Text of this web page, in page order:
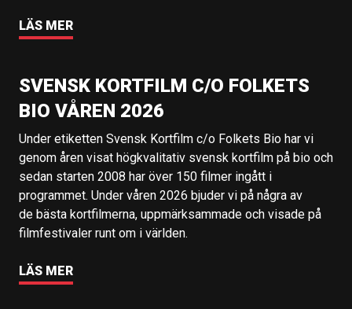
LÄS MER
SVENSK KORTFILM C/O FOLKETS
BIO VÅREN 2026
Under etiketten Svensk Kortfilm c/o Folkets Bio har vi
genom åren visat högkvalitativ svensk kortfilm på bio och
sedan starten 2008 har över 150 filmer ingått i
programmet. Under våren 2026 bjuder vi på några av
de bästa kortfilmerna, uppmärksammade och visade på
filmfestivaler runt om i världen.
LÄS MER